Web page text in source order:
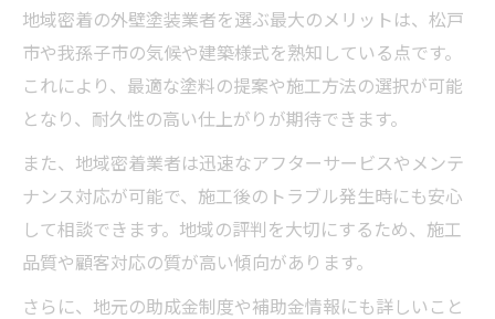
地域密着の外壁塗装業者を選ぶ最大のメリットは、松戸
市や我孫子市の気候や建築様式を熟知している点です。
これにより、最適な塗料の提案や施工方法の選択が可能
となり、耐久性の高い仕上がりが期待できます。
また、地域密着業者は迅速なアフターサービスやメンテ
ナンス対応が可能で、施工後のトラブル発生時にも安心
して相談できます。地域の評判を大切にするため、施工
品質や顧客対応の質が高い傾向があります。
さらに、地元の助成金制度や補助金情報にも詳しいこと